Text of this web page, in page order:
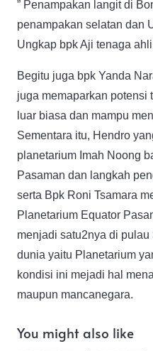
” Penampakan langit di
penampakan selatan dan
Ungkap bpk Aji tenaga
Begitu juga bpk Yanda
juga memaparkan potensi
luar biasa dan mampu
Sementara itu, Hendro
planetarium Imah Noong
Pasaman dan langkah
serta Bpk Roni Tsamara
Planetarium Equator
menjadi satu2nya di
dunia yaitu Planetarium
kondisi ini mejadi hal
maupun mancanegara.
You might also like